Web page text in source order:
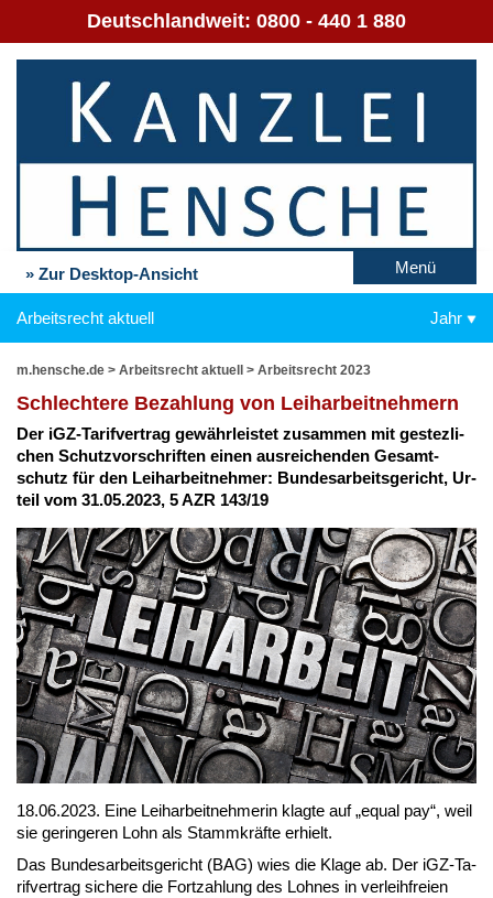
Deutschlandweit: 0800 - 440 1 880
» Zur Desktop-Ansicht Menü
Arbeitsrecht aktuell Jahr
m.hensche.de > Arbeitsrecht aktuell > Arbeitsrecht 2023
Schlech­te­re Be­zah­lung von Leih­ar­beit­neh­mern
Der iGZ-Ta­rif­ver­trag ge­währ­leis­tet zu­sam­men mit ge­stez­li­
chen Schutz­vor­schrif­ten ei­nen aus­rei­chen­den Ge­samt­
schutz für den Leih­ar­beit­neh­mer: Bun­des­ar­beits­ge­richt, Ur­
teil vom 31.05.2023, 5 AZR 143/19
18.06.2023. Ei­ne Leih­ar­beit­neh­me­rin klag­te auf „equal pay“, weil
sie ge­rin­ge­ren Lohn als Stamm­kräf­te er­hielt.
Das Bun­des­ar­beits­ge­richt (BAG) wies die Kla­ge ab. Der iGZ-Ta­
rif­ver­trag si­che­re die Fort­zah­lung des Loh­nes in ver­leih­frei­en